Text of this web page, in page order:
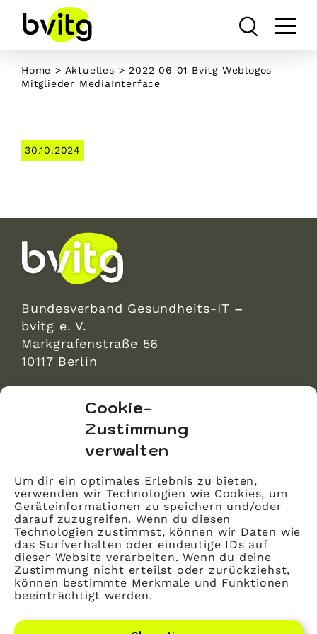
Cookie-
Zustimmung
verwalten
Um dir ein optimales Erlebnis zu bieten,
verwenden wir Technologien wie Cookies, um
Geräteinformationen zu speichern und/oder
darauf zuzugreifen. Wenn du diesen
Technologien zustimmst, können wir Daten wie
das Surfverhalten oder eindeutige IDs auf
dieser Website verarbeiten. Wenn du deine
Zustimmung nicht erteilst oder zurückziehst,
können bestimmte Merkmale und Funktionen
beeinträchtigt werden.
content
Home > Aktuelles > 2022 06 01 Bvitg Weblogos
Mitglieder MediaInterface
30.10.2024
Bundesverband Gesundheits-IT –
bvitg e. V.
Markgrafenstraße 56
10117 Berlin
Markgrafenstraße 56
10117 Berlin
Impressum
Kontakt
Datenschutz
Mitglied werden
LinkedIn
YouTube